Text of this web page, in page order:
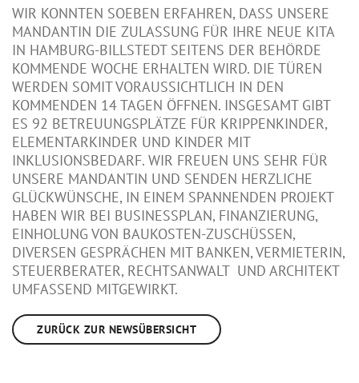
WIR KONNTEN SOEBEN ERFAHREN, DASS UNSERE
MANDANTIN DIE ZULASSUNG FÜR IHRE NEUE KITA
IN HAMBURG-BILLSTEDT SEITENS DER BEHÖRDE
KOMMENDE WOCHE ERHALTEN WIRD. DIE TÜREN
WERDEN SOMIT VORAUSSICHTLICH IN DEN
KOMMENDEN 14 TAGEN ÖFFNEN. INSGESAMT GIBT
ES 92 BETREUUNGSPLÄTZE FÜR KRIPPENKINDER,
ELEMENTARKINDER UND KINDER MIT
INKLUSIONSBEDARF. WIR FREUEN UNS SEHR FÜR
UNSERE MANDANTIN UND SENDEN HERZLICHE
GLÜCKWÜNSCHE, IN EINEM SPANNENDEN PROJEKT
HABEN WIR BEI BUSINESSPLAN, FINANZIERUNG,
EINHOLUNG VON BAUKOSTEN-ZUSCHÜSSEN,
DIVERSEN GESPRÄCHEN MIT BANKEN, VERMIETERIN,
STEUERBERATER, RECHTSANWALT UND ARCHITEKT
UMFASSEND MITGEWIRKT.
ZURÜCK ZUR NEWSÜBERSICHT